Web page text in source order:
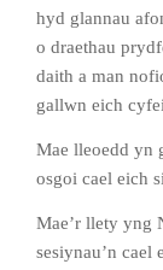
hyd glannau
o draethau
daith a man
gallwn eich
Mae lleoedd yn
osgoi cael eich
Mae’r llety yng
sesiynau’n